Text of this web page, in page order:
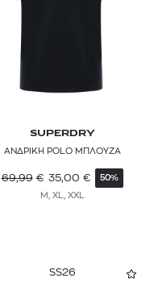
SUPERDRY
ΑΝΔΡΙΚΗ POLO ΜΠΛΟΥΖΑ
69,99 € 35,00 € 50%
M, XL, XXL
SS26